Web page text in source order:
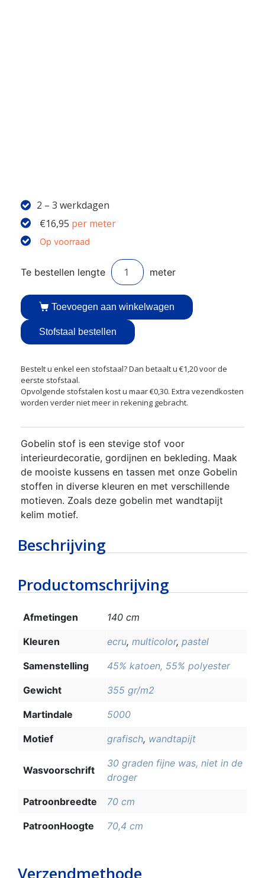
2 – 3 werkdagen
€16,95 per meter
Op voorraad
Toevoegen aan winkelwagen
Stofstaal bestellen
Bestelt u enkel een stofstaal? Dan betaalt u €1,20 voor de
eerste stofstaal.
Opvolgende stofstalen kost u maar €0,30. Extra vezendkosten
worden verder niet meer in rekening gebracht.
Gobelin stof is een stevige stof voor
interieurdecoratie, gordijnen en bekleding. Maak
de mooiste kussens en tassen met onze Gobelin
stoffen in diverse kleuren en met verschillende
motieven. Zoals deze gobelin met wandtapijt
kelim motief.
Beschrijving
Productomschrijving
Afmetingen 140 cm
Kleuren ecru, multicolor, pastel
Samenstelling 45% katoen, 55% polyester
Gewicht 355 gr/m2
Martindale 5000
Motief grafisch, wandtapijt
Wasvoorschrift
30 graden fijne was, niet in de
droger
Patroonbreedte 70 cm
PatroonHoogte 70,4 cm
Verzendmethode